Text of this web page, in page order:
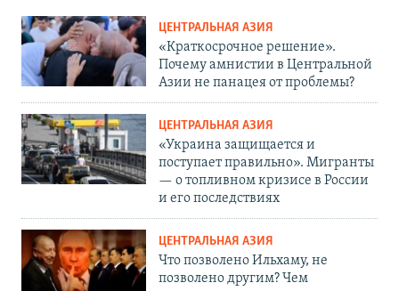
ЦЕНТРАЛЬНАЯ АЗИЯ
«Краткосрочное решение».
Почему амнистии в Центральной
Азии не панацея от проблемы?
ЦЕНТРАЛЬНАЯ АЗИЯ
«Украина защищается и
поступает правильно». Мигранты
— о топливном кризисе в России
и его последствиях
ЦЕНТРАЛЬНАЯ АЗИЯ
Что позволено Ильхаму, не
позволено другим? Чем